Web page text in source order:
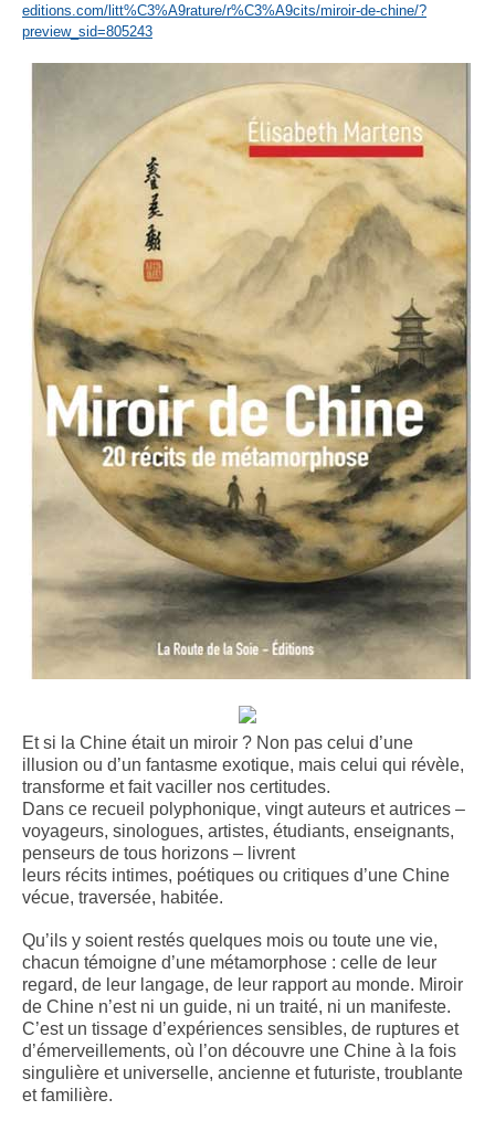
editions.com/litt%C3%A9rature/r%C3%A9cits/miroir-de-chine/?
preview_sid=805243
Et si la Chine était un miroir ? Non pas celui d’une
illusion ou d’un fantasme exotique, mais celui qui révèle,
transforme et fait vaciller nos certitudes.
Dans ce recueil polyphonique, vingt auteurs et autrices –
voyageurs, sinologues, artistes, étudiants, enseignants,
penseurs de tous horizons – livrent
leurs récits intimes, poétiques ou critiques d’une Chine
vécue, traversée, habitée.
Qu’ils y soient restés quelques mois ou toute une vie,
chacun témoigne d’une métamorphose : celle de leur
regard, de leur langage, de leur rapport au monde. Miroir
de Chine n’est ni un guide, ni un traité, ni un manifeste.
C’est un tissage d’expériences sensibles, de ruptures et
d’émerveillements, où l’on découvre une Chine à la fois
singulière et universelle, ancienne et futuriste, troublante
et familière.